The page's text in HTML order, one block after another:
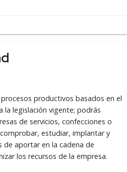
productivos basados en el
legislación vigente; podrás
de servicios, confecciones o
estudiar, implantar y
de aportar en la cadena de
los recursos de la empresa.